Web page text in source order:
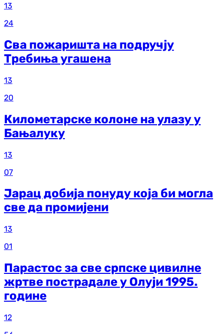
13
24
Сва пожаришта на подручју
Требиња угашена
13
20
Километарске колоне на улазу у
Бањалуку
13
07
Јарац добија понуду која би могла
све да промијени
13
01
Парастос за све српске цивилне
жртве пострадале у Олуји 1995.
године
12